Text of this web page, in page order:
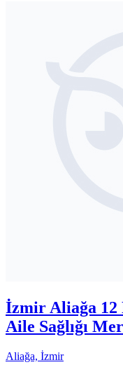
İzmir Aliağa 12
Aile Sağlığı
Aliağa, İzmir